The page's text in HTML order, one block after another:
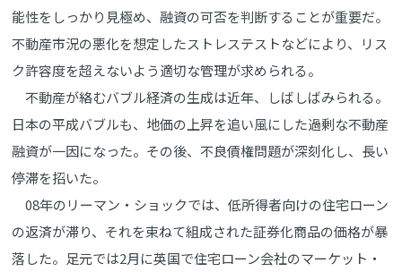
能性をしっかり見極め、融資の可否を判断することが重要だ。
不動産市況の悪化を想定したストレステストなどにより、リス
ク許容度を超えないよう適切な管理が求められる。
不動産が絡むバブル経済の生成は近年、しばしばみられる。
日本の平成バブルも、地価の上昇を追い風にした過剰な不動産
融資が一因になった。その後、不良債権問題が深刻化し、長い
停滞を招いた。
08年のリーマン・ショックでは、低所得者向けの住宅ローン
の返済が滞り、それを束ねて組成された証券化商品の価格が暴
落した。足元では2月に英国で住宅ローン会社のマーケット・